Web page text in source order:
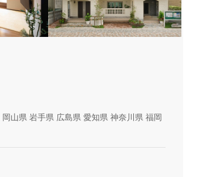
岡山県 岩手県 広島県 愛知県 神奈川県 福岡